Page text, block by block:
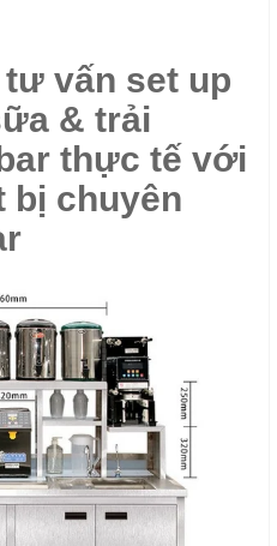
vấn set up
& trải
thực tế với
bị chuyên